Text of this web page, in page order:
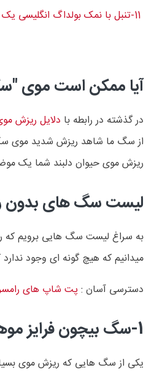
تنبل با نمک بولداگ انگلیسی
آیا ممکن است موی
در گذشته در رابطه با دلایل ریزش
از سگ ما شاهد ریزش شدید موی سگ
ریزش موی حیوان دلبند شما یک
لیست سگ های بدون
به سراغ لیست سگ هایی برویم که
میدانیم که هیچ گونه ای وجود ندارد که 100 درصد هیپوآلرژنیک باشد بلکه برخی از گونه ها این نداشتن حساسیت برای انسان در آنها
دسترسی آسان :پت شاپ های
1-سگ بیچون فرایز موهایش نمیریزد!
یکی از سگ هایی که ریزش موی